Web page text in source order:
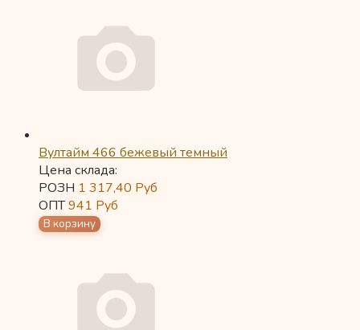
Вултайм 466 бежевый темный
Цена склада:
РОЗН 1 317,40 Руб
ОПТ941 Руб